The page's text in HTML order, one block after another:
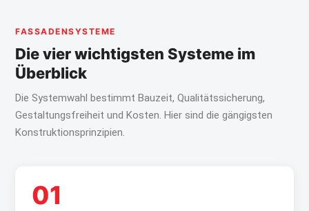
FASSADENSYSTEME
Die vier wichtigsten Systeme im
Überblick
Die Systemwahl bestimmt Bauzeit, Qualitätssicherung,
Gestaltungsfreiheit und Kosten. Hier sind die gängigsten
Konstruktionsprinzipien.
01